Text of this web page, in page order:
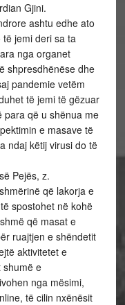
Gjini.
ashtu edhe ato
jemi deri sa ta
nga organet
shpresdhënëse dhe
pandemie vetëm
të jemi të gëzuar
para që u shënua me
e masave të
ndaj këtij virusi do të
Pejës, z.
që lakorja e
spostohet në kohë
që masat e
ruajtjen e shëndetit
aktivitetet e
shumë e
nga mësimi,
të cilin nxënësit